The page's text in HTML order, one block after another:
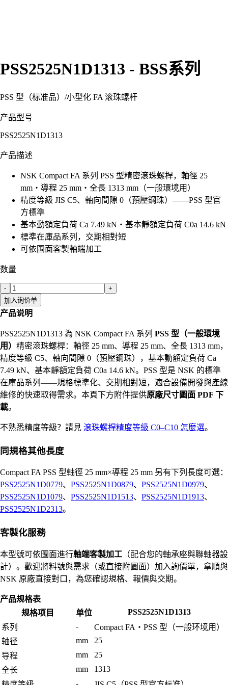
PSS2525N1D1313 - BSS系列
PSS 型（标准品） /小型化 FA 滚珠螺杆
产品型号
PSS2525N1D1313
产品描述
NSK Compact FA 系列 PSS 型精密滾珠螺桿，軸徑 25
mm・導程 25 mm・全長 1313 mm（一般環境用）
精度等級 JIS C5、軸向間隙 0（預壓鋼珠）——PSS 型官
方標準
基本動額定負荷 Ca 7.49 kN・基本靜額定負荷 C0a 14.6 kN
標準在庫品系列，交期相對短
可依圖面客製軸端加工
数量
-
+
加入询价单
产品说明
PSS2525N1D1313 為 NSK Compact FA 系列 PSS 型（一般環境
用） 精密滾珠螺桿：軸徑 25 mm、導程 25 mm、全長 1313 mm，
精度等級 C5、軸向間隙 0（預壓鋼珠），基本動額定負荷 Ca
7.49 kN、基本靜額定負荷 C0a 14.6 kN。PSS 型是 NSK 的標準
在庫品系列——規格標準化、交期相對短，適合設備開發與產線
維修的快速取得需求。本頁下方附件提供原廠尺寸圖面 PDF 下
載。
不熟悉精度等級？請見 滾珠螺桿精度等級 C0–C10 怎麼選。
同規格其他長度
Compact FA PSS 型軸徑 25 mm×導程 25 mm 另有下列長度可選：
PSS2525N1D0779、 PSS2525N1D0879、 PSS2525N1D0979、
PSS2525N1D1079、 PSS2525N1D1513、 PSS2525N1D1913、
PSS2525N1D2313。
客製化服務
本型號可依圖面進行軸端客製加工 （配合您的軸承座與聯軸器設
計）。歡迎將料號與需求（或直接附圖面）加入詢價單，拿順與
NSK 原廠直接對口，為您確認規格、報價與交期。
产品规格表
规格项目
单位
PSS2525N1D1313
系列
-
Compact FA・PSS 型（一般环境用）
轴径
mm
25
导程
mm
25
全长
mm
1313
-